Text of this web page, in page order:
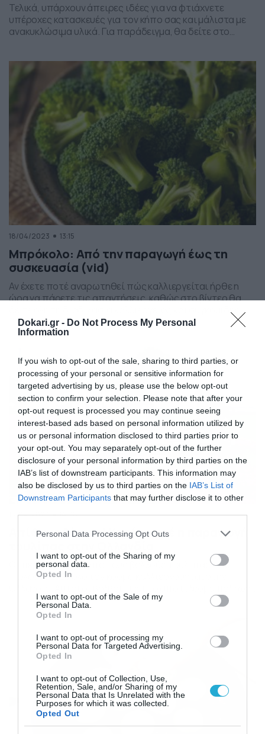
Dokari.gr - Do Not Process My Personal
Information
If you wish to opt-out of the sale, sharing to third parties, or
processing of your personal or sensitive information for
targeted advertising by us, please use the below opt-out
section to confirm your selection. Please note that after your
opt-out request is processed you may continue seeing
interest-based ads based on personal information utilized by
us or personal information disclosed to third parties prior to
your opt-out. You may separately opt-out of the further
disclosure of your personal information by third parties on the
IAB’s list of downstream participants. This information may
also be disclosed by us to third parties on the IAB’s List of
Downstream Participants that may further disclose it to other
Please note that this website/app uses one or more Google
not limited to your visit or usage behaviour. You may click to
grant or deny consent to Google and its third-party tags to
use your data for below specified purposes in below Google
consent section.
Personal Data Processing Opt Outs
I want to opt-out of the Sharing of my
personal data.
Opted In
I want to opt-out of the Sale of my
Personal Data.
Opted In
I want to opt-out of processing my
Personal Data for Targeted Advertising.
Opted In
I want to opt-out of Collection, Use,
Retention, Sale, and/or Sharing of my
Personal Data that Is Unrelated with the
Purposes for which it was collected.
Opted Out
Τελικά, υπάρχουν άπειρες ιδέες για να φτιάχνετε
υπέροχες κατασκευές για τον κήπο σας και μάλιστα με
ανακυκλώσιμα υλικά. Για παράδειγμα, θα δείτε στο
χρειαστείτε, εκτός από τα άδεια μπουκάλια, τσιμέντο
και άμμο θαλάσσης. Δείτε το βίντεο…
18/04/2023 13:15
Μπρόκολο: Από την παραγωγή έως τη
συσκευασία (vid)
Αν έχετε ποτέ αναρωτηθεί πώς καλλιεργείται ήρθε η
ώρα να πάρετε τις απαντήσεις, καθώς στο βίντεο θα
δείτε όλη τη διαδικασία καλλιέργειας και συγκομιδής
του μπρόκολου. Σε αυτό το συναρπαστικό βίντεο, θα
ανακαλύψετε τα εξειδικευμένα μηχανήματα και τις
αποτελεσματική και αποτελεσματική καλλιέργεια και
συγκομιδή του μπρόκολου. Από τα χωράφια μέχρι […]
15/04/2023 14:08
Απίθανο βίντεο! Καρέ – καρέ η παραγωγή
Οι περισσότεροι από τους βολβούς τουλίπας που
πωλούνται σε όλο τον κόσμο καλλιεργούνται στην
ετών παραγωγής βολβών τουλίπας. Κάθε χρόνο οι
τουλίπες καλλιεργούνται στην Ολλανδία για να
κερδίσουν περισσότερους βολβούς για πώληση. Σχεδόν
κάθε βολβός που φυτεύεται για παραγωγή, μεγαλώνει
μια τουλίπα και αναπτύσσει αρκετούς νέους βολβούς